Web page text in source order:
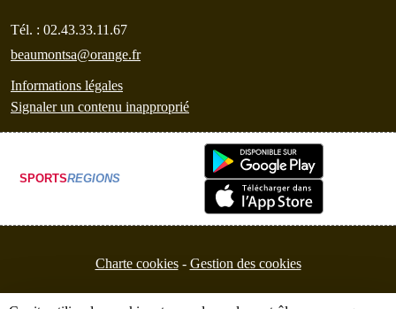
Tél. : 02.43.33.11.67
beaumontsa@orange.fr
Informations légales
Signaler un contenu inapproprié
SPORTSREGIONS
Charte cookies Gestion des cookies